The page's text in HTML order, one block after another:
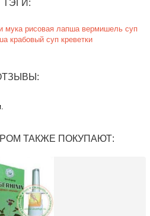
ТЭГИ:
мука рисовая лапша вермишель суп
крабовый суп креветки
ТАКЖЕ ПОКУПАЮТ: